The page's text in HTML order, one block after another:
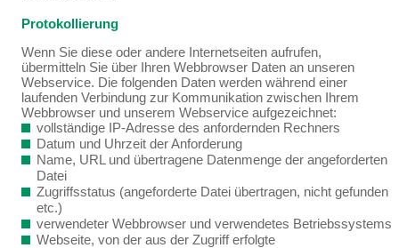
Protokollierung
Wenn Sie diese oder andere Internetseiten aufrufen,
übermitteln Sie über Ihren Webbrowser Daten an unseren
Webservice. Die folgenden Daten werden während einer
laufenden Verbindung zur Kommunikation zwischen Ihrem
Webbrowser und unserem Webservice aufgezeichnet:
vollständige IP-Adresse des anfordernden Rechners
Datum und Uhrzeit der Anforderung
Name, URL und übertragene Datenmenge der angeforderten
Datei
Zugriffsstatus (angeforderte Datei übertragen, nicht gefunden
etc.)
verwendeter Webbrowser und verwendetes Betriebssystems
Webseite, von der aus der Zugriff erfolgte